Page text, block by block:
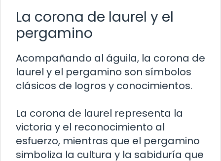
La corona de laurel y el
pergamino
Acompañando al águila, la corona de
laurel y el pergamino son símbolos
clásicos de logros y conocimientos.
La corona de laurel representa la
victoria y el reconocimiento al
esfuerzo, mientras que el pergamino
simboliza la cultura y la sabiduría que